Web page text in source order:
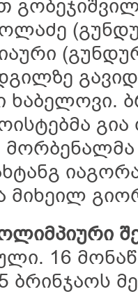
ხაბელოვი.
გია
16
ბრინჯაოს